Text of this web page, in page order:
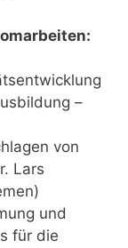
–
von
Lars
und
für die